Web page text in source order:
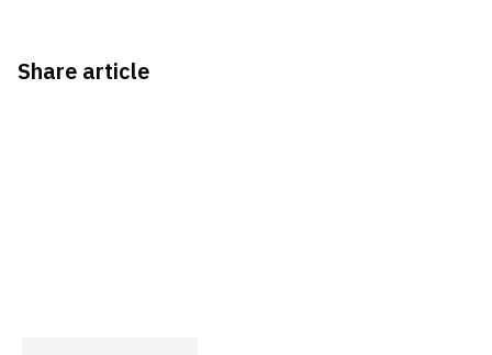
Share article